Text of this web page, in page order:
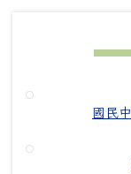
國民